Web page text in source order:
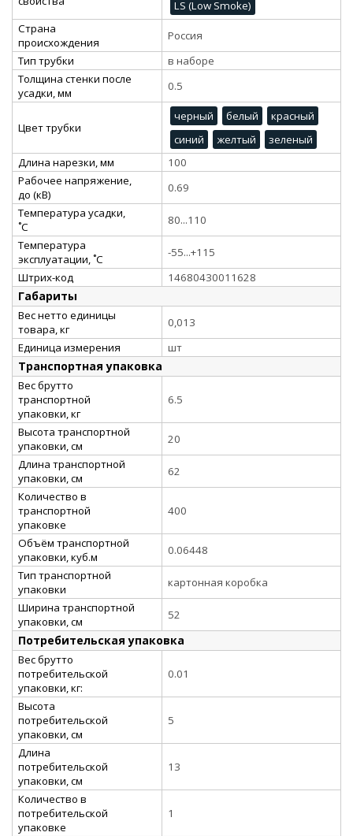
LS (Low Smoke)
Страна
происхождения
Россия
Тип трубки
в наборе
Толщина стенки после
усадки, мм
0.5
Цвет трубки
черный белый
красный
синий
желтый
зеленый
Длина нарезки, мм
100
Рабочее напряжение,
до (кВ)
0.69
Температура усадки,
˚С
80...110
Температура
эксплуатации, ˚С
-55...+115
Штрих-код
14680430011628
Габариты
Вес нетто единицы
товара, кг
0,013
Единица измерения
шт
Транспортная упаковка
Вес брутто
транспортной
упаковки, кг
6.5
Высота транспортной
упаковки, см
20
Длина транспортной
упаковки, см
62
Количество в
транспортной
упаковке
400
Объём транспортной
упаковки, куб.м
0.06448
Тип транспортной
упаковки
картонная коробка
Ширина транспортной
упаковки, см
52
Потребительская упаковка
Вес брутто
потребительской
упаковки, кг:
0.01
Высота
потребительской
упаковки, см
5
Длина
потребительской
упаковки, см
13
Количество в
потребительской
упаковке
1